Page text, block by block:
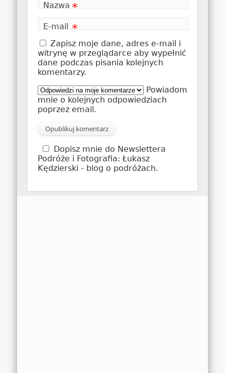
Nazwa *
E-mail *
Zapisz moje dane, adres e-mail i
witrynę w przeglądarce aby wypełnić
dane podczas pisania kolejnych
komentarzy.
Powiadom
mnie o kolejnych odpowiedziach
poprzez email.
Dopisz mnie do Newslettera
Podróże i Fotografia: Łukasz
Kędzierski - blog o podróżach.